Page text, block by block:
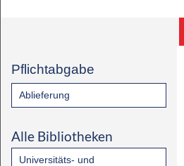
Pflichtabgabe
Ablieferung
Alle Bibliotheken
Universitäts- und